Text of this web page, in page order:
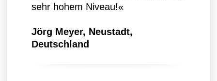
sehr hohem Niveau!«
Jörg Meyer, Neustadt,
Deutschland